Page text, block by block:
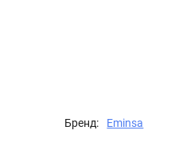
Бренд: Eminsa